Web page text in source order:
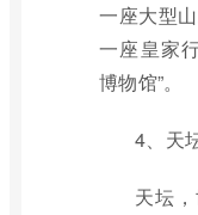
一座大型
一座皇家
博物馆”。
4、天
天坛